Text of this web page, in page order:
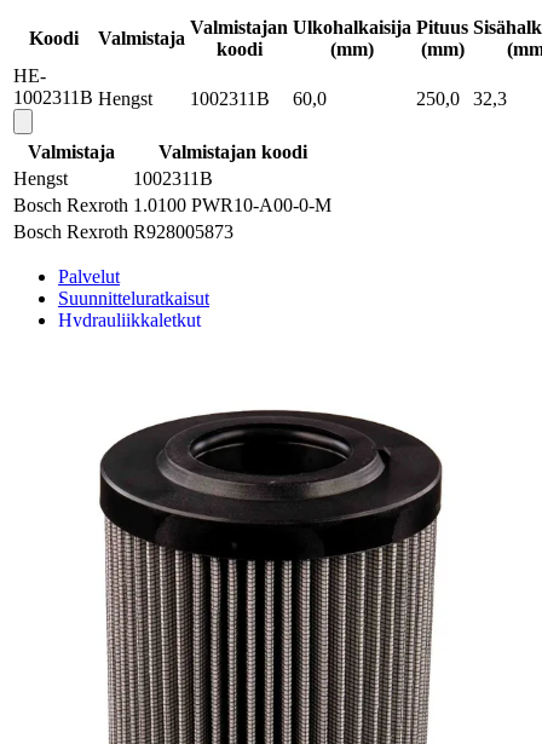
Koodi Valmistaja
Valmistajan
koodi
Ulkohalkaisija
(mm)
Pituus
(mm)
HE-
1002311B Hengst 1002311B 60,0 250,0 32,3
Valmistaja
Valmistajan koodi
Hengst
1002311B
Bosch Rexroth 1.0100 PWR10-A00-0-M
Bosch Rexroth R928005873
Palvelut
Suunnitteluratkaisut
Hydrauliikkaletkut
Digitaaliset tilauskanavat
Myymälät
Palveluvarastot
Ennakoiva kartoitus
Enerpac-huolto
24h päivystys
Tekninen tuki
Sylinterilaskuri
Sähköteholaskuri
Virtausnopeuslaskuri
Hammaspyöräpumpun tilavuuslaskuri
Hydrauliteholaskuri
Teollisuusletkuhaku
Suodatinhaku
Magneettikelahaku